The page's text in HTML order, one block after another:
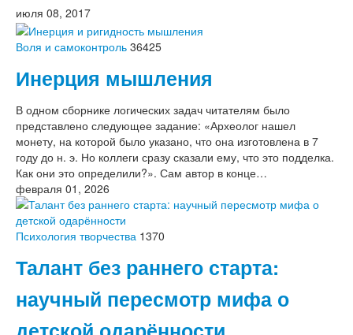
июля 08, 2017
Воля и самоконтроль 36425
Инерция мышления
В одном сборнике логических задач читателям было
представлено следующее задание: «Археолог нашел
монету, на которой было указано, что она изготовлена в 7
году до н. э. Но коллеги сразу сказали ему, что это подделка.
Как они это определили?». Сам автор в конце…
февраля 01, 2026
Психология творчества 1370
Талант без раннего старта:
научный пересмотр мифа о